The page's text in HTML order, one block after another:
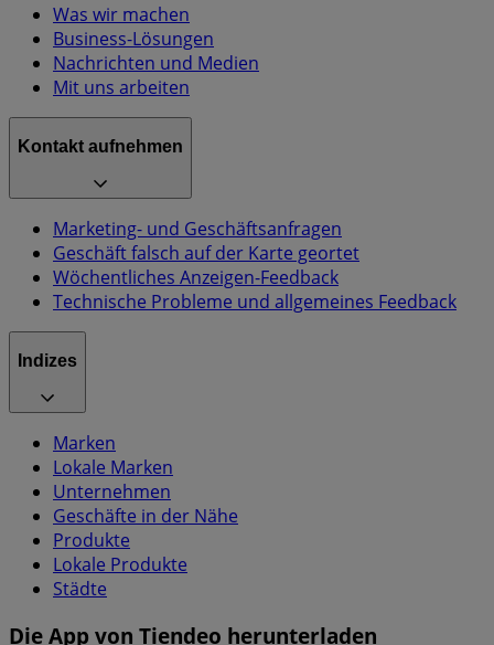
Was wir machen
Business-Lösungen
Nachrichten und Medien
Mit uns arbeiten
Kontakt aufnehmen
Marketing- und Geschäftsanfragen
Geschäft falsch auf der Karte geortet
Wöchentliches Anzeigen-Feedback
Technische Probleme und allgemeines Feedback
Indizes
Marken
Lokale Marken
Unternehmen
Geschäfte in der Nähe
Produkte
Lokale Produkte
Städte
Die App von Tiendeo herunterladen